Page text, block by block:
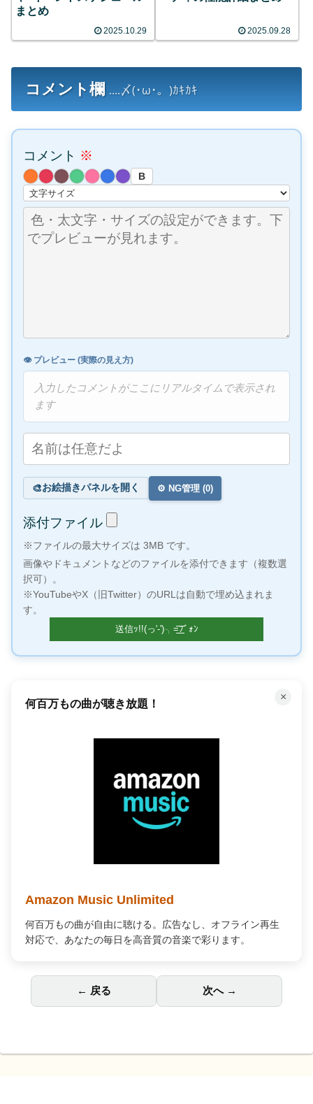
まとめ
2025.10.29 2025.09.28
コメント欄 ....〆(･ω･。)ｶｷｶｷ
コメント ※
B
👁️ プレビュー (実際の見え方)
入力したコメントがここにリアルタイムで表示され
ます
🎨お絵描きパネルを開く ⚙️ NG管理 (0)
添付ファイル
※ファイルの最大サイズは 3MB です。
画像やドキュメントなどのファイルを添付できます（複数選
択可）。
※YouTubeやX（旧Twitter）のURLは自動で埋め込まれま
す。
×
何百万もの曲が聴き放題！
Amazon Music Unlimited
何百万もの曲が自由に聴ける。広告なし、オフライン再生
対応で、あなたの毎日を高音質の音楽で彩ります。
← 戻る 次へ →